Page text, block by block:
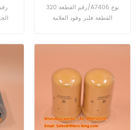
‏320-A7406
رقم القطعة:320/A7406 نوع
القطعة:فلتر وقود العلامة